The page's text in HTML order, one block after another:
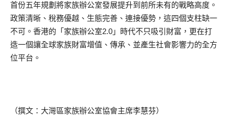
首份五年規劃將家族辦公室發展提升到前所未有的戰略高度。
政策清晰、稅務優越、生態完善、連接優勢，這四個支柱缺一
不可。香港的「家族辦公室2.0」時代不只吸引財富，更在打
造一個讓全球家族財富增值、傳承、並產生社會影響力的全方
位平台。
（撰文：大灣區家族辦公室協會主席李慧芬）